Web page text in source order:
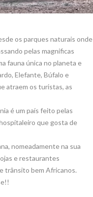
os parques naturais onde
pelas magnificas
fauna única no planeta e
Elefante, Búfalo e
atraem os turistas, as
é um país feito pelas
que gosta de
nomeadamente na sua
e restaurantes
trânsito bem Africanos.